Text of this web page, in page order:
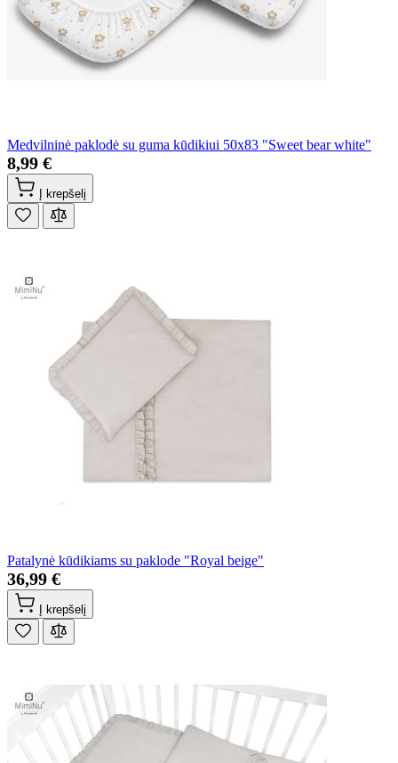
Medvilninė paklodė su guma kūdikiui 50x83 "Sweet bear white"
8,99 €
Į krepšelį
Patalynė kūdikiams su paklode "Royal beige"
36,99 €
Į krepšelį